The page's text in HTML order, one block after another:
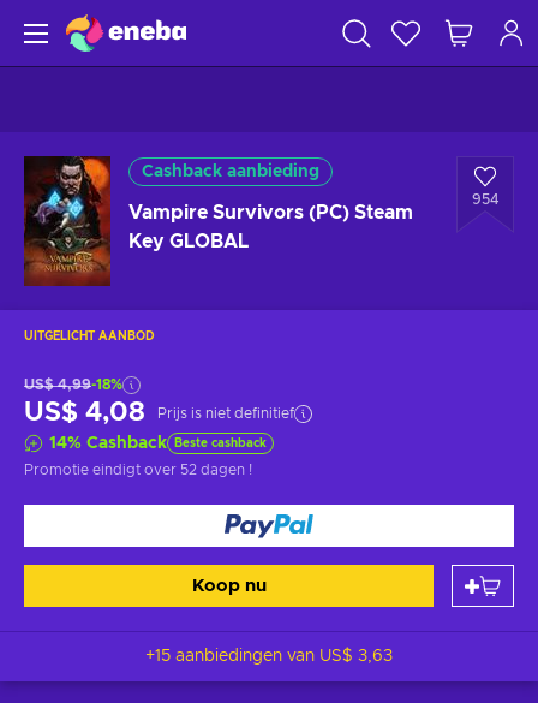
Cashback aanbieding
Vampire Survivors (PC) Steam
Key GLOBAL
954
UITGELICHT AANBOD
US$ 4,99-18%
US$ 4,08 Prijs is niet definitief
14% Cashback Beste cashback
Promotie eindigt over 52 dagen !
Koop nu
+15 aanbiedingen van US$ 3,63